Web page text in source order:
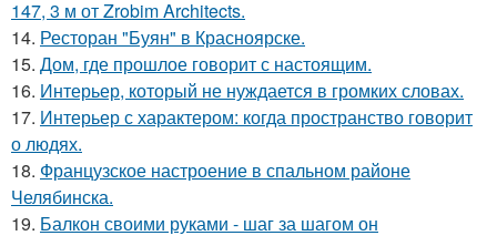
147, 3 м от Zrobim Architects.
14. Ресторан "Буян" в Красноярске.
15. Дом, где прошлое говорит с настоящим.
16. Интерьер, который не нуждается в громких словах.
17. Интерьер с характером: когда пространство говорит
о людях.
18. Французское настроение в спальном районе
Челябинска.
19. Балкон своими руками - шаг за шагом он